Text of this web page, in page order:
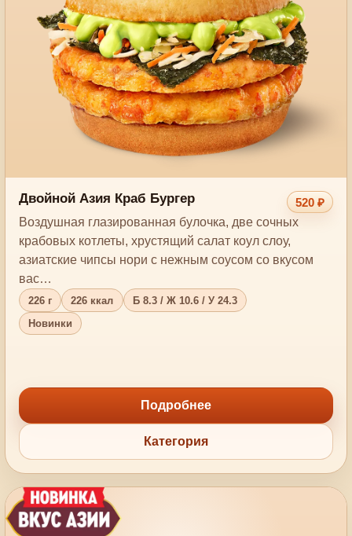
Двойной Азия Краб Бургер
520 ₽
Воздушная глазированная булочка, две сочных
крабовых котлеты, хрустящий салат коул слоу,
азиатские чипсы нори с нежным соусом со вкусом
вас…
226 г 226 ккал
Б 8.3 / Ж 10.6 / У 24.3
Новинки
Подробнее
Категория